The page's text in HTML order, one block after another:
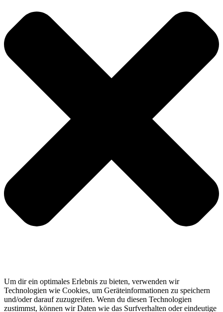
Um dir ein optimales Erlebnis zu bieten, verwenden wir
Technologien wie Cookies, um Geräteinformationen zu speichern
und/oder darauf zuzugreifen. Wenn du diesen Technologien
zustimmst, können wir Daten wie das Surfverhalten oder eindeutige